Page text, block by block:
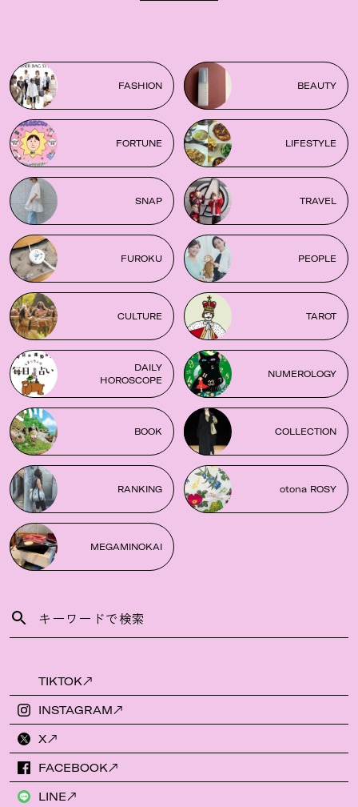
FASHION BEAUTY
FORTUNE LIFESTYLE
SNAP TRAVEL
FUROKU PEOPLE
CULTURE TAROT
DAILY
HOROSCOPE
NUMEROLOGY
BOOK COLLECTION
RANKING otona ROSY
MEGAMINOKAI
TIKTOK
INSTAGRAM
X
FACEBOOK
LINE